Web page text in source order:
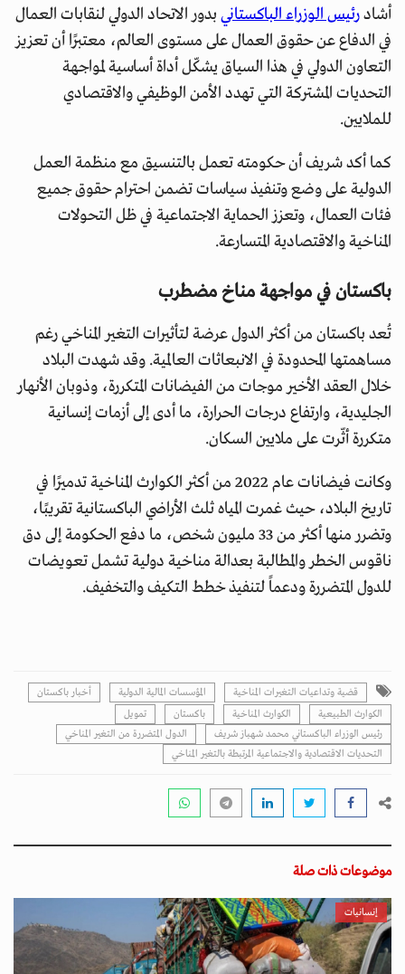
أشادرئيس الوزراء الباكستاني بدور الاتحاد الدولي لنقابات العمال
في الدفاع عن حقوق العمال على مستوى العالم، معتبرًا أن تعزيز
التعاون الدولي في هذا السياق يشكّل أداة أساسية لمواجهة
التحديات المشتركة التي تهدد الأمن الوظيفي والاقتصادي
للملايين.
كما أكد شريف أن حكومته تعمل بالتنسيق مع منظمة العمل
الدولية على وضع وتنفيذ سياسات تضمن احترام حقوق جميع
فئات العمال، وتعزز الحماية الاجتماعية في ظل التحولات
المناخية والاقتصادية المتسارعة.
باكستان في مواجهة مناخ مضطرب
تُعد باكستان من أكثر الدول عرضة لتأثيرات التغير المناخي رغم
مساهمتها المحدودة في الانبعاثات العالمية. وقد شهدت البلاد
خلال العقد الأخير موجات من الفيضانات المتكررة، وذوبان الأنهار
الجليدية، وارتفاع درجات الحرارة، ما أدى إلى أزمات إنسانية
متكررة أثّرت على ملايين السكان.
وكانت فيضانات عام 2022 من أكثر الكوارث المناخية تدميرًا في
تاريخ البلاد، حيث غمرت المياه ثلث الأراضي الباكستانية تقريبًا،
وتضرر منها أكثر من 33 مليون شخص، ما دفع الحكومة إلى دق
ناقوس الخطر والمطالبة بعدالة مناخية دولية تشمل تعويضات
للدول المتضررة ودعماً لتنفيذ خطط التكيف والتخفيف.
قضية وتداعيات التغيرات المناخية المؤسسات المالية الدولية
أخبار باكستان
الكوارث الطبيعية
الكوارث المناخية باكستان
تمويل
رئيس الوزراء الباكستاني محمد شهباز شريف
الدول المتضررة من التغير المناخي
التحديات الاقتصادية والاجتماعية المرتبطة بالتغير المناخي
موضوعات ذات صلة
إنسانيات